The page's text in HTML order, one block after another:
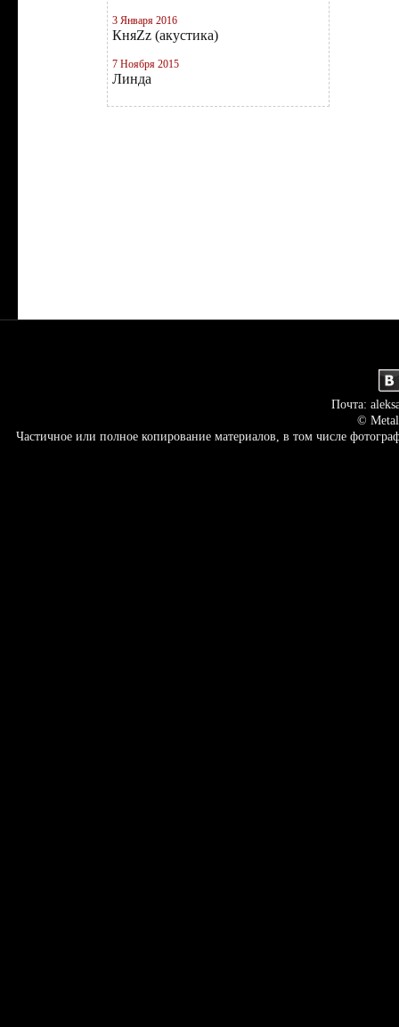
3 Января 2016
КняZz (акустика)
7 Ноября 2015
Линда
Почта:
©
Частичное или полное копирование материалов, в том числе